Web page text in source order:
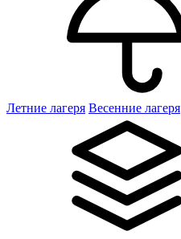
Летние лагеря Весенние лагеря